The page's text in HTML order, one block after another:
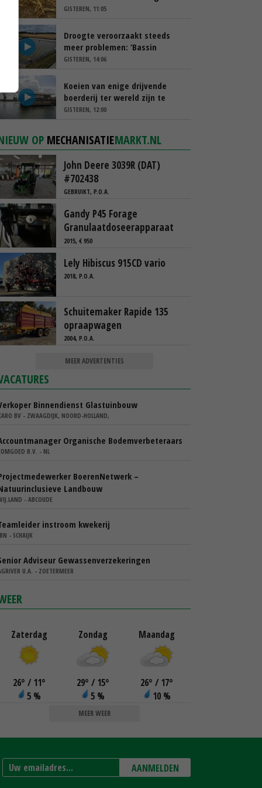
schappen
GISTEREN, 11:05
Droogte veroorzaakt steeds
meer problemen: ‘Bassin
afgelopen week al leeg’
GISTEREN, 14:06
Koeien van enige drijvende
boerderij ter wereld zijn te
koop
GISTEREN, 12:00
OP MECHANISATIEMARKT.NL
John Deere 3039R (DAT)
#702438
GEBRUIKT, P.O.A.
Gandy P45 Forage
Granulaatdoseerapparaat
2015, € 950
Lely Hibiscus 915CD vario
2018, P.O.A.
Schuitemaker Rapide 135
opraapwagen
2004, P.O.A.
MEER ADVERTENTIES
Binnendienst Glastuinbouw
BV - ZWAAGDIJK, NOORD-HOLLAND,
Organische Bodemverbeteraars
B.V. - NL
BoerenNetwerk –
Landbouw
- ABCOUDE
instroom kwekerij
- SCHAIJK
Adviseur Gewassenverzekeringen
U.A. - ZOETERMEER
Zaterdag
26° / 11°
5 %
Zondag
29° / 15°
5 %
Maandag
26° / 17°
10 %
MEER WEER
AANMELDEN